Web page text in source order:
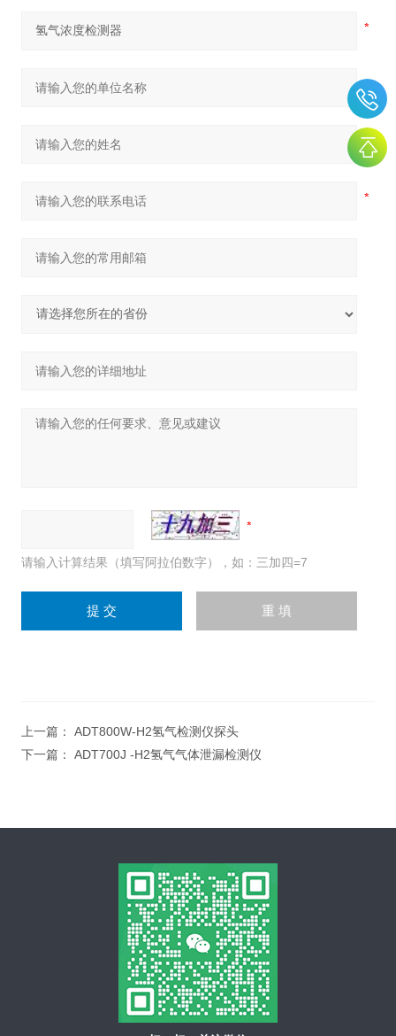
请输入计算结果（填写阿拉伯数字），如：三加四=7
上一篇： ADT800W-H2氢气检测仪探头
下一篇： ADT700J -H2氢气气体泄漏检测仪